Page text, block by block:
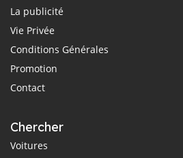
La publicité
Vie Privée
Conditions Générales
Promotion
Contact
Chercher
Voitures